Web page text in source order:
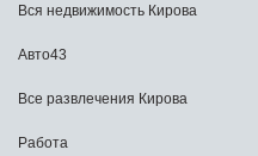
Вся недвижимость Кирова
Авто43
Все развлечения Кирова
Работа